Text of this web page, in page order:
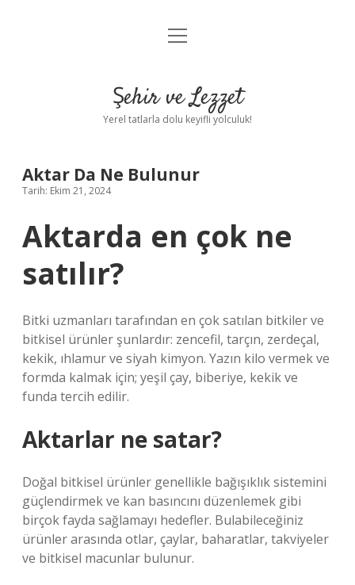
Anasayfa
Yasal Uyarı
menüyü
Şehir ve Lezzet
Yerel tatlarla dolu keyifli yolculuk!
Aktar Da Ne Bulunur
Tarih: Ekim 21, 2024
Aktarda en çok ne
satılır?
Bitki uzmanları tarafından en çok satılan bitkiler ve
bitkisel ürünler şunlardır: zencefil, tarçın, zerdeçal,
kekik, ıhlamur ve siyah kimyon. Yazın kilo vermek ve
formda kalmak için; yeşil çay, biberiye, kekik ve
funda tercih edilir.
Aktarlar ne satar?
Doğal bitkisel ürünler genellikle bağışıklık sistemini
güçlendirmek ve kan basıncını düzenlemek gibi
birçok fayda sağlamayı hedefler. Bulabileceğiniz
ürünler arasında otlar, çaylar, baharatlar, takviyeler
ve bitkisel macunlar bulunur.